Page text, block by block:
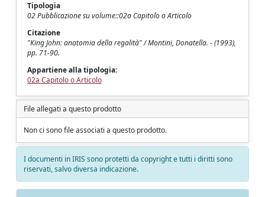
Tipologia
02 Pubblicazione su volume::02a Capitolo o Articolo
Citazione
"King John: anatomia della regalità" / Montini, Donatella. - (1993),
pp. 71-90.
Appartiene alla tipologia:
02a Capitolo o Articolo
File allegati a questo prodotto
Non ci sono file associati a questo prodotto.
I documenti in IRIS sono protetti da copyright e tutti i diritti sono
riservati, salvo diversa indicazione.